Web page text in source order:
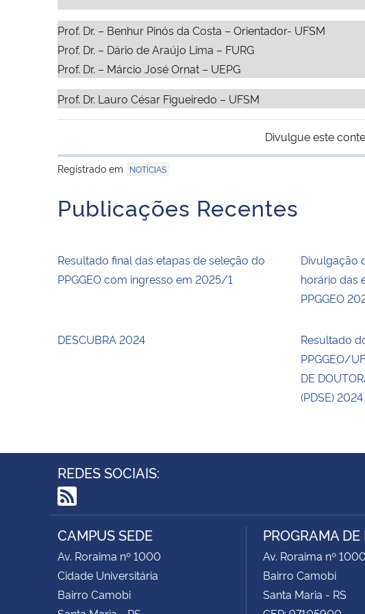
Prof. Dr. – Benhur Pinós da Costa – Orientador- UFSM
Prof. Dr. – Dário de Araújo Lima – FURG
Prof. Dr. – Márcio José Ornat – UEPG
Prof. Dr. Lauro César Figueiredo – UFSM
Divulgue este
Registrado em
NOTÍCIAS
Publicações Recentes
Resultado final das etapas de seleção do
PPGGEO com ingresso em 2025/1
Divulgação
horário das
PPGGEO
DESCUBRA 2024
Resultado
PPGGEO/
DE
(PDSE) 2024
REDES SOCIAIS:
RSS
CAMPUS SEDE
Av. Roraima nº 1000
Cidade Universitária
Bairro Camobi
PROGRAMA
Av. Roraima nº
Bairro Camobi
Santa Maria - RS